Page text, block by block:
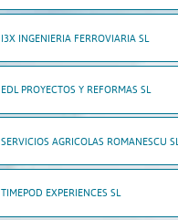
I3X INGENIERIA FERROVIARIA SL
EDL PROYECTOS Y REFORMAS SL
SERVICIOS AGRICOLAS ROMANESCU SL
TIMEPOD EXPERIENCES SL